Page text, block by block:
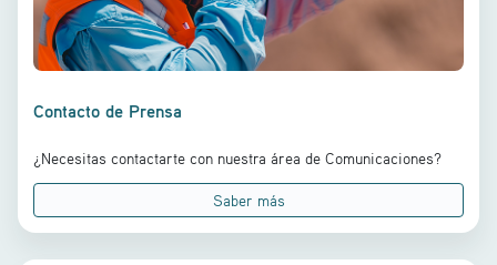
Contacto de Prensa
¿Necesitas contactarte con nuestra área de Comunicaciones?
Saber más